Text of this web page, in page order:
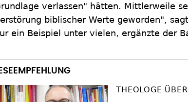
verlassen" hätten. Mittlerweile
biblischer Werte geworden",
ein Beispiel unter vielen, ergänzte der
THEOLOGE